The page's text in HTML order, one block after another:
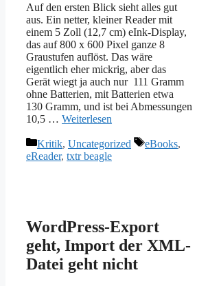
Auf den ersten Blick sieht alles gut
aus. Ein netter, kleiner Reader mit
einem 5 Zoll (12,7 cm) eInk-Display,
das auf 800 x 600 Pixel ganze 8
Graustufen auflöst. Das wäre
eigentlich eher mickrig, aber das
Gerät wiegt ja auch nur 111 Gramm
ohne Batterien, mit Batterien etwa
130 Gramm, und ist bei Abmessungen
10,5 … Weiterlesen
Kategorien
Kritik, Uncategorized Schlagwörter
eBooks,
eReader, txtr beagle
WordPress-Export
geht, Import der XML-
Datei geht nicht